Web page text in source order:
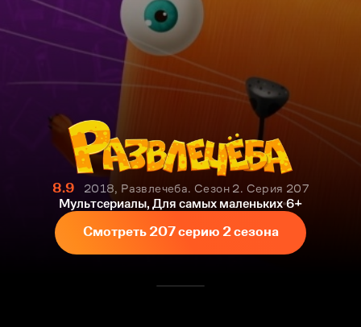
8.9
2018, Развлечеба. Сезон 2. Серия 207
Мультсериалы, Для самых маленьких 6+
Смотреть 207 серию 2 сезона